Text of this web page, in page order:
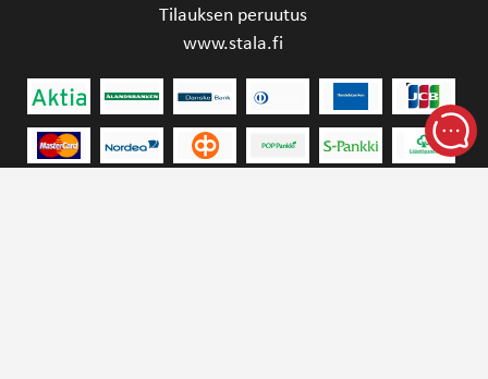
Tilauksen peruutus
www.stala.fi